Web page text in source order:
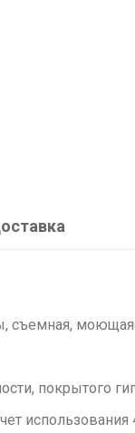
съемная,
покрытого